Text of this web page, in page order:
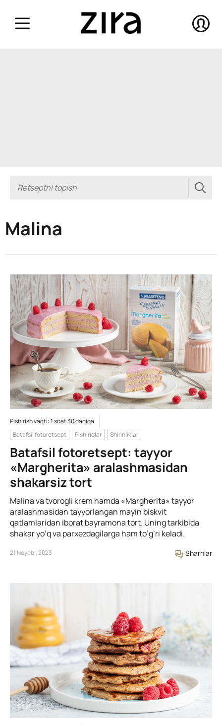
Malina
Pishirish vaqti: 1 soat 30 daqiqa
Batafsil fotoretsept
Pishiriqlar Shirinliklar
Batafsil fotoretsept: tayyor
«Margherita» aralashmasidan
shakarsiz tort
Malina va tvorogli krem hamda «Margherita» tayyor
aralashmasidan tayyorlangan mayin biskvit
qatlamlaridan iborat bayramona tort. Uning tarkibida
shakar yo’q va parxezdagilarga ham to’g’ri keladi.
21 Noyabr, 2023 Sharhlar